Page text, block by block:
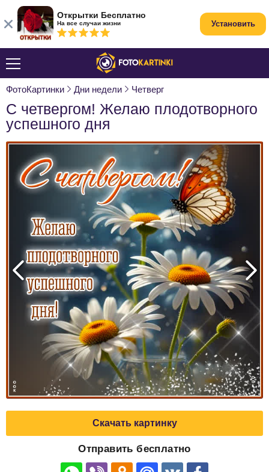
ФотоКартинки Дни недели Четверг
С четвергом! Желаю плодотворного
успешного дня
Скачать картинку
Отправить бесплатно
Открытки Бесплатно
На все случаи жизни Установить